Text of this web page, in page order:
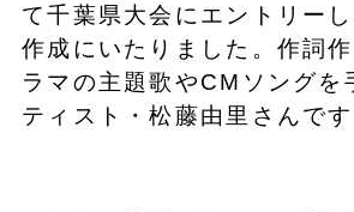
て千葉県大会にエントリー
作成にいたりました。作詞
ラマの主題歌やCMソングを
ティスト・松藤由里さんです